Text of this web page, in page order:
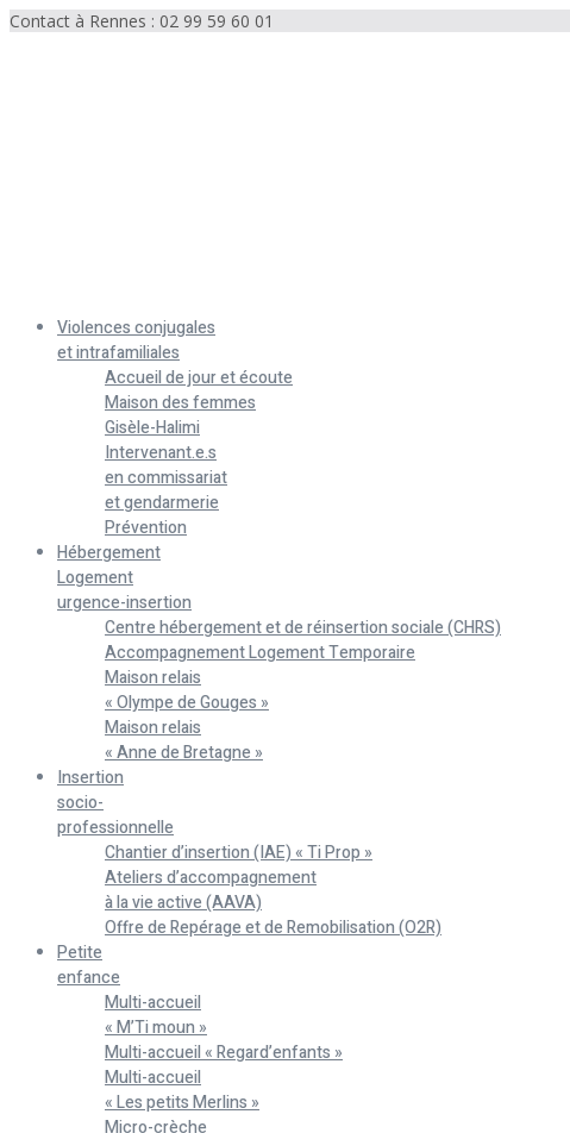
Contact à Rennes : 02 99 59 60 01
Violences conjugales
et intrafamiliales
Accueil de jour et écoute
Maison des femmes
Gisèle-Halimi
Intervenant.e.s
en commissariat
et gendarmerie
Prévention
Hébergement
Logement
urgence-insertion
Centre hébergement et de réinsertion sociale (CHRS)
Accompagnement Logement Temporaire
Maison relais
« Olympe de Gouges »
Maison relais
« Anne de Bretagne »
Insertion
socio-
professionnelle
Chantier d’insertion (IAE) « Ti Prop »
Ateliers d’accompagnement
à la vie active (AAVA)
Offre de Repérage et de Remobilisation (O2R)
Petite
enfance
Multi-accueil
« M’Ti moun »
Multi-accueil « Regard’enfants »
Multi-accueil
« Les petits Merlins »
Micro-crèche